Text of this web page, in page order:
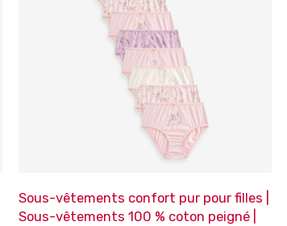
Sous-vêtements confort pur pour filles |
Sous-vêtements 100 % coton peigné |